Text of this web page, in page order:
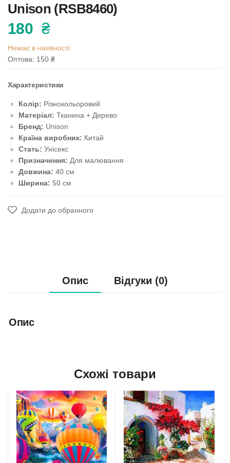
Unison (RSB8460)
180 ₴
Немає в наявності
Оптова: 150 ₴
Характеристики
Колір: Різнокольоровий
Матеріал: Тканина + Дерево
Бренд: Unison
Країна виробник: Китай
Стать: Унісекс
Призначення: Для малювання
Довжина: 40 см
Ширина: 50 см
Додати до обранного
Опис Відгуки (0)
Опис
Схожі товари